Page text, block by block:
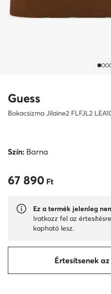
Guess
Bokacsizma Jilaine2 FLFJL2
Szín: Barna
67 890 Ft
67 890 Ft
Ez a termék jelenleg
Iratkozz fel az
kapható lesz.
Értesítsenek